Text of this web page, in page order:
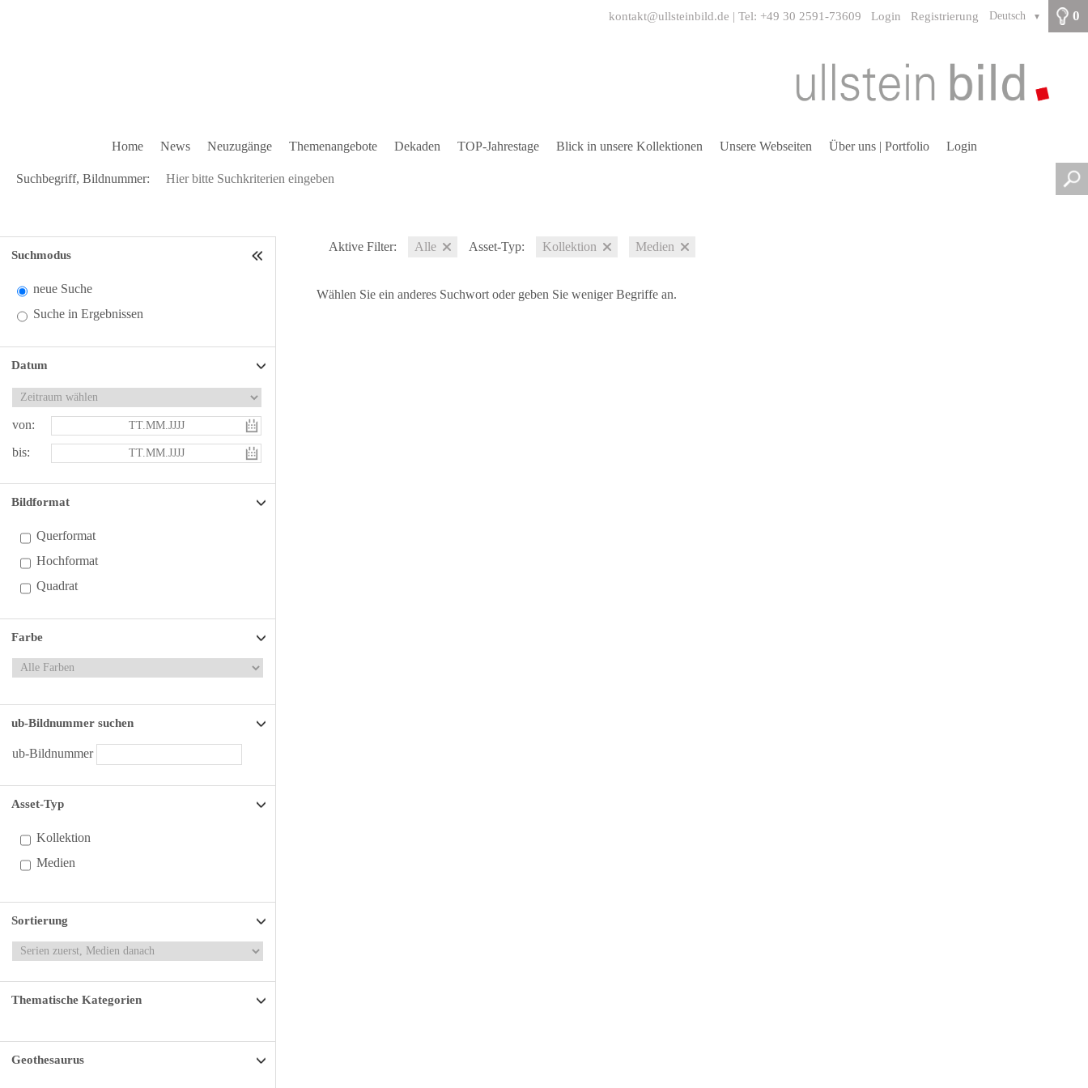
0
Deutsch ▼
kontakt@ullsteinbild.de | Tel: +49 30 2591-73609 Login Registrierung
Home News Neuzugänge Themenangebote Dekaden TOP-Jahrestage Blick in unsere Kollektionen Unsere Webseiten Über uns | Portfolio Login
Suchbegriff, Bildnummer:
Suchmodus
neue Suche
Suche in Ergebnissen
Datum
von:
bis:
Bildformat
Querformat
Hochformat
Quadrat
Farbe
ub-Bildnummer suchen
ub-Bildnummer
Asset-Typ
Kollektion
Medien
Sortierung
Thematische Kategorien
Geothesaurus
Aktive Filter: Alle Asset-Typ: Kollektion Medien
Wählen Sie ein anderes Suchwort oder geben Sie weniger Begriffe an.